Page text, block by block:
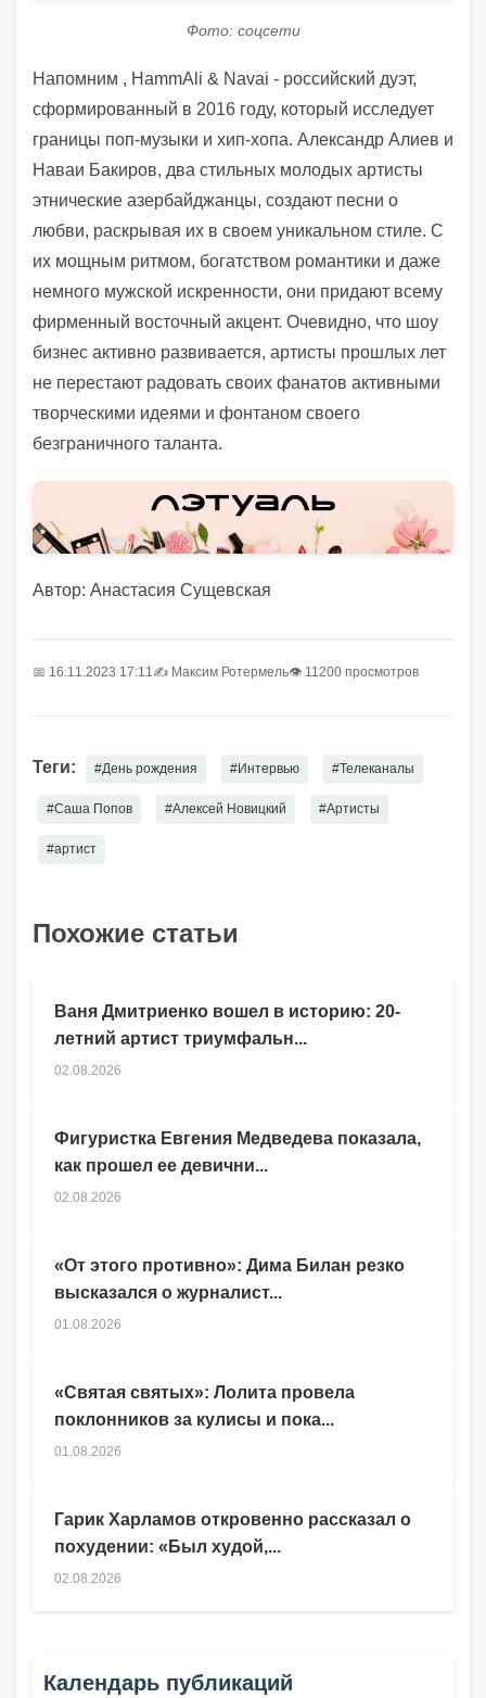
Фото: соцсети
Напомним , HammAli & Navai - российский дуэт,
сформированный в 2016 году, который исследует
границы поп-музыки и хип-хопа. Александр Алиев и
Наваи Бакиров, два стильных молодых артисты
этнические азербайджанцы, создают песни о
любви, раскрывая их в своем уникальном стиле. С
их мощным ритмом, богатством романтики и даже
немного мужской искренности, они придают всему
фирменный восточный акцент. Очевидно, что шоу
бизнес активно развивается, артисты прошлых лет
не перестают радовать своих фанатов активными
творческими идеями и фонтаном своего
безграничного таланта.
Автор: Анастасия Сущевская
📅 16.11.2023 17:11 ✍️ Максим Ротермель👁 11200 просмотров
Теги: #День рождения #Интервью #Телеканалы
#Саша Попов #Алексей Новицкий #Артисты
#артист
Похожие статьи
Гарик Харламов откровенно рассказал о
похудении: «Был худой,...
02.08.2026
Ваня Дмитриенко вошел в историю: 20-
летний артист триумфальн...
02.08.2026
Фигуристка Евгения Медведева показала,
как прошел ее девични...
02.08.2026
«От этого противно»: Дима Билан резко
высказался о журналист...
01.08.2026
«Святая святых»: Лолита провела
поклонников за кулисы и пока...
01.08.2026
Календарь публикаций